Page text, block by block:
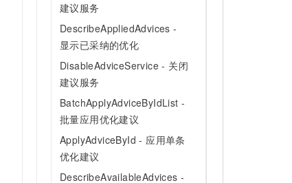
建议服务
DescribeAppliedAdvices -
显示已采纳的优化
DisableAdviceService - 关闭
建议服务
BatchApplyAdviceByIdList -
批量应用优化建议
ApplyAdviceById - 应用单条
优化建议
DescribeAvailableAdvices -